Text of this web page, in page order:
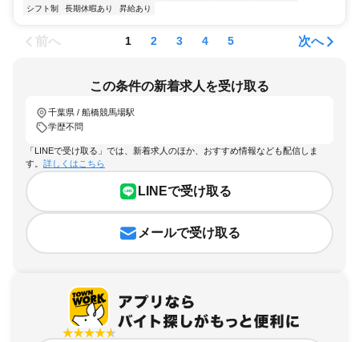
シフト制
長期休暇あり 昇給あり
前へ 1 2 3 4 5 次へ
この条件の新着求人を受け取る
千葉県 / 船橋競馬場駅
学歴不問
「LINEで受け取る」では、新着求人のほか、おすすめ情報なども配信しま
す。 詳しくはこちら
LINEで受け取る
メールで受け取る